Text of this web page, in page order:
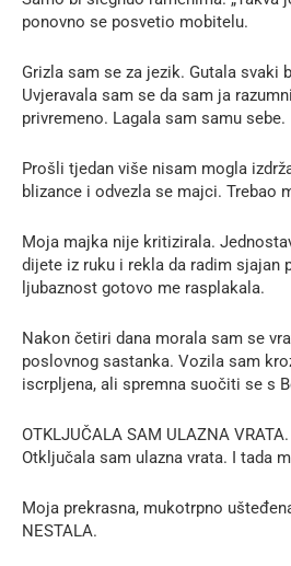
ponovno se posvetio mobitelu.
Grizla sam se za jezik. Gutala svaki
Uvjeravala sam se da sam ja
privremeno. Lagala sam samu sebe.
Prošli tjedan više nisam mogla
blizance i odvezla se majci. Trebao
Moja majka nije kritizirala.
dijete iz ruku i rekla da radim sjajan
ljubaznost gotovo me rasplakala.
Nakon četiri dana morala sam se
poslovnog sastanka. Vozila sam
iscrpljena, ali spremna suočiti se s
OTKLJUČALA SAM ULAZNA VRATA.
Otključala sam ulazna vrata. I tada
Moja prekrasna, mukotrpno
NESTALA.